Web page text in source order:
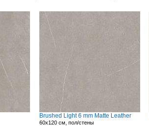
Brushed Light 6 mm Matte Leather
60x120 см, пол/стены